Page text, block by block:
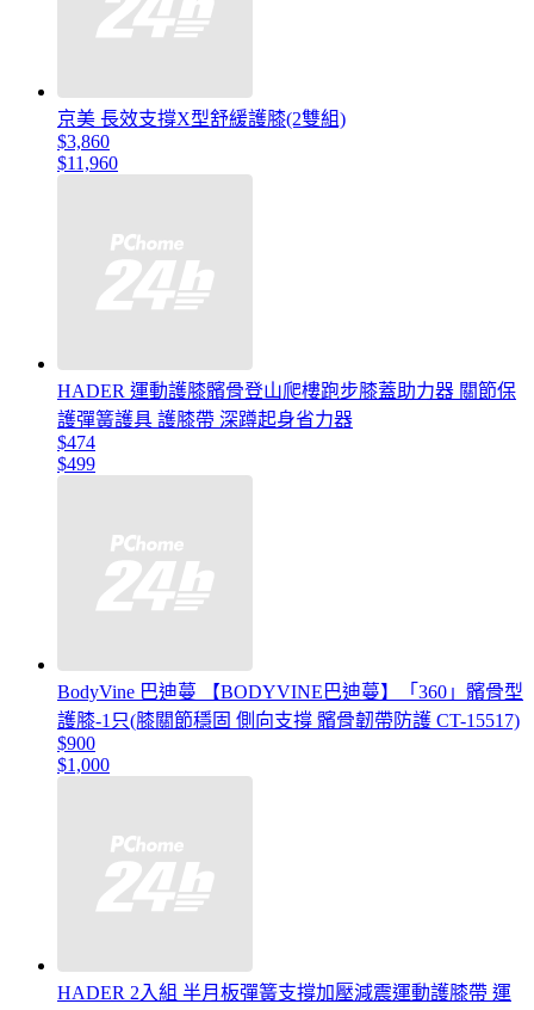
京美 長效支撐X型舒緩護膝(2雙組)
$3,860
$11,960
HADER 運動護膝髕骨登山爬樓跑步膝蓋助力器 關節保
護彈簧護具 護膝帶 深蹲起身省力器
$474
$499
BodyVine 巴迪蔓 【BODYVINE巴迪蔓】「360」髕骨型
護膝-1只(膝關節穩固 側向支撐 髕骨韌帶防護 CT-15517)
$900
$1,000
HADER 2入組 半月板彈簧支撐加壓減震運動護膝帶 運